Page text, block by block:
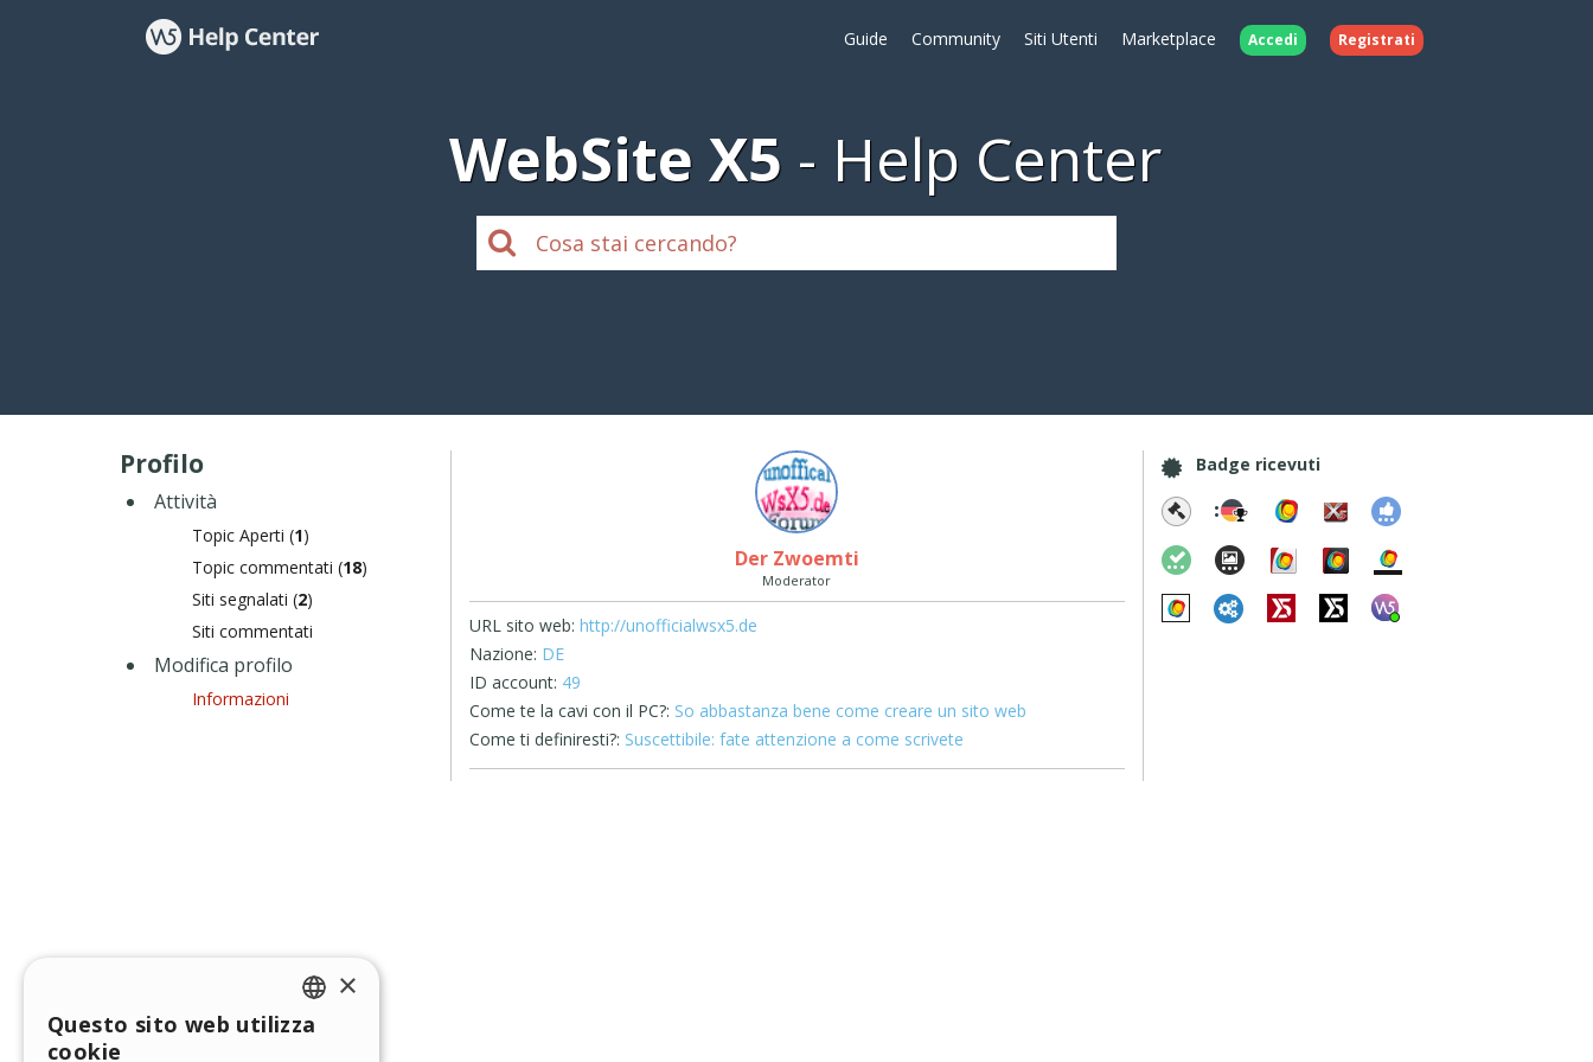
Guide Community Siti Utenti Marketplace Accedi Registrati
WebSite X5 Help Center
Profilo
Attività
Topic Aperti (1)
Topic commentati (18)
Siti segnalati (2)
Siti commentati
Modifica profilo
Informazioni
Der Zwoemti
Moderator
URL sito web: http://unofficialwsx5.de
Nazione: DE
ID account: 49
Come te la cavi con il PC?: So abbastanza bene come creare un sito web
Come ti definiresti?: Suscettibile: fate attenzione a come scrivete
Badge ricevuti
ENGLISH
×
Questo sito web utilizza
cookie